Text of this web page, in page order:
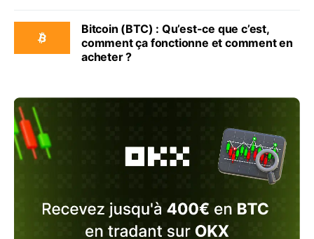
Bitcoin (BTC) : Qu’est-ce que c’est,
comment ça fonctionne et comment en
acheter ?